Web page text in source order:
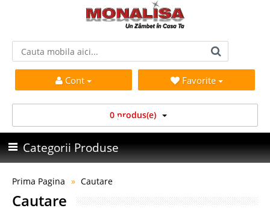
Cont Favorite
0 produs(e)
Categorii Produse
Prima Pagina Cautare
Cautare